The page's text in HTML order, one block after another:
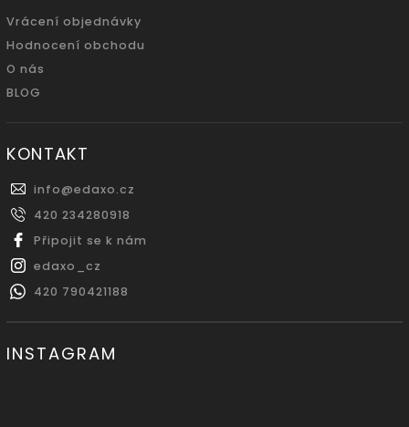
Vrácení objednávky
Hodnocení obchodu
O nás
BLOG
KONTAKT
info@edaxo.cz
420 234280918
Připojit se k nám
edaxo_cz
420 790421188
INSTAGRAM